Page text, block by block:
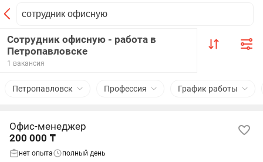
Сотрудник офисную - работа в
Петропавловске
1 вакансия
Петропавловск Профессия График работы
Офис-менеджер
200 000 ₸
нет опыта полный день